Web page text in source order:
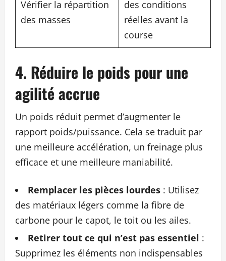
Vérifier la répartition
des masses
des conditions
réelles avant la
course
4. Réduire le poids pour une
agilité accrue
Un poids réduit permet d’augmenter le
rapport poids/puissance. Cela se traduit par
une meilleure accélération, un freinage plus
efficace et une meilleure maniabilité.
Remplacer les pièces lourdes : Utilisez
des matériaux légers comme la fibre de
carbone pour le capot, le toit ou les ailes.
Retirer tout ce qui n’est pas essentiel :
Supprimez les éléments non indispensables